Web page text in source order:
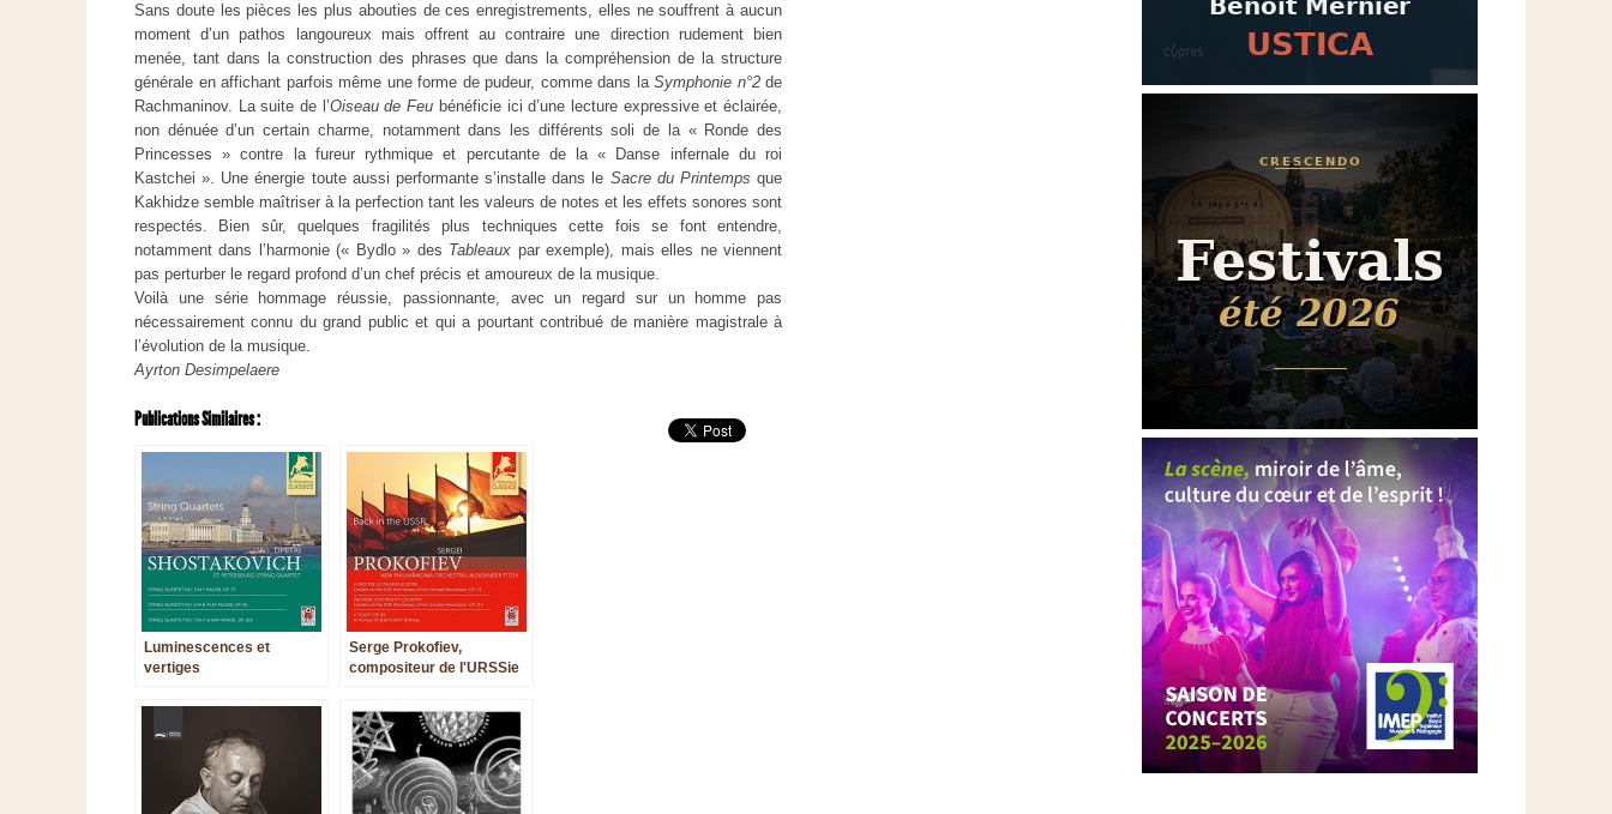
Sans doute les pièces les plus abouties de ces enregistrements, elles ne souffrent à aucun
moment d’un pathos langoureux mais offrent au contraire une direction rudement bien
menée, tant dans la construction des phrases que dans la compréhension de la structure
générale en affichant parfois même une forme de pudeur, comme dans la Symphonie n°2de
Rachmaninov. La suite de l’Oiseau de Feu bénéficie ici d’une lecture expressive et éclairée,
non dénuée d’un certain charme, notamment dans les différents soli de la « Ronde des
Princesses » contre la fureur rythmique et percutante de la « Danse infernale du roi
Kastchei ». Une énergie toute aussi performante s’installe dans le Sacre du Printemps que
Kakhidze semble maîtriser à la perfection tant les valeurs de notes et les effets sonores sont
respectés. Bien sûr, quelques fragilités plus techniques cette fois se font entendre,
notamment dans l’harmonie (« Bydlo » des Tableaux par exemple), mais elles ne viennent
pas perturber le regard profond d’un chef précis et amoureux de la musique.
Voilà une série hommage réussie, passionnante, avec un regard sur un homme pas
nécessairement connu du grand public et qui a pourtant contribué de manière magistrale à
l’évolution de la musique.
Ayrton Desimpelaere
Publications Similaires :
Luminescences et
vertiges
Serge Prokofiev,
compositeur de l'URSSie